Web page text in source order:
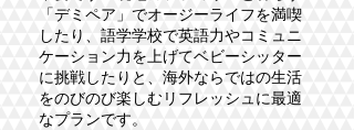
「デミペア 」でオージーライフを満喫
したり、語学学校で英語力やコミュニ
ケーション力を上げてベビーシッター
に挑戦したりと、海外ならではの生活
をのびのび楽しむリフレッシュに最適
なプランです。